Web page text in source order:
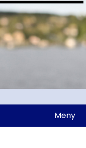
Meny